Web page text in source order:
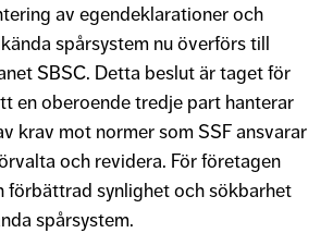
av egendeklarationer och
spårsystem nu överförs till
SBSC. Detta beslut är taget för
en oberoende tredje part hanterar
krav mot normer som SSF ansvarar
och revidera. För företagen
förbättrad synlighet och sökbarhet
spårsystem.